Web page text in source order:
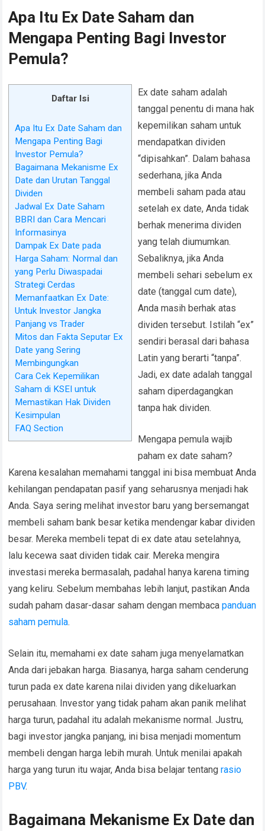
Apa Itu Ex Date Saham dan
Mengapa Penting Bagi Investor
Pemula?
Daftar Isi
Apa Itu Ex Date Saham dan
Mengapa Penting Bagi
Investor Pemula?
Bagaimana Mekanisme Ex
Date dan Urutan Tanggal
Dividen
Jadwal Ex Date Saham
BBRI dan Cara Mencari
Informasinya
Dampak Ex Date pada
Harga Saham: Normal dan
yang Perlu Diwaspadai
Strategi Cerdas
Memanfaatkan Ex Date:
Untuk Investor Jangka
Panjang vs Trader
Mitos dan Fakta Seputar Ex
Date yang Sering
Membingungkan
Cara Cek Kepemilikan
Saham di KSEI untuk
Memastikan Hak Dividen
Kesimpulan
FAQ Section
Ex date saham adalah
tanggal penentu di mana hak
kepemilikan saham untuk
mendapatkan dividen
“dipisahkan”. Dalam bahasa
sederhana, jika Anda
membeli saham pada atau
setelah ex date, Anda tidak
berhak menerima dividen
yang telah diumumkan.
Sebaliknya, jika Anda
membeli sehari sebelum ex
date (tanggal cum date),
Anda masih berhak atas
dividen tersebut. Istilah “ex”
sendiri berasal dari bahasa
Latin yang berarti “tanpa”.
Jadi, ex date adalah tanggal
saham diperdagangkan
tanpa hak dividen.
Mengapa pemula wajib
paham ex date saham?
Karena kesalahan memahami tanggal ini bisa membuat Anda
kehilangan pendapatan pasif yang seharusnya menjadi hak
Anda. Saya sering melihat investor baru yang bersemangat
membeli saham bank besar ketika mendengar kabar dividen
besar. Mereka membeli tepat di ex date atau setelahnya,
lalu kecewa saat dividen tidak cair. Mereka mengira
investasi mereka bermasalah, padahal hanya karena timing
yang keliru. Sebelum membahas lebih lanjut, pastikan Anda
sudah paham dasar-dasar saham dengan membacapanduan
saham pemula.
Selain itu, memahami ex date saham juga menyelamatkan
Anda dari jebakan harga. Biasanya, harga saham cenderung
turun pada ex date karena nilai dividen yang dikeluarkan
perusahaan. Investor yang tidak paham akan panik melihat
harga turun, padahal itu adalah mekanisme normal. Justru,
bagi investor jangka panjang, ini bisa menjadi momentum
membeli dengan harga lebih murah. Untuk menilai apakah
harga yang turun itu wajar, Anda bisa belajar tentangrasio
PBV.
Bagaimana Mekanisme Ex Date dan